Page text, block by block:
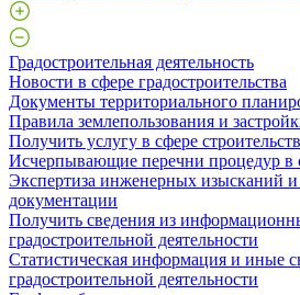
Градостроительная деятельность
Новости в сфере градостроительства
Документы территориального
Правила землепользования и
Получить услугу в сфере
Исчерпывающие перечни процедур в
Экспертиза инженерных изысканий и
документации
Получить сведения из
градостроительной деятельности
Статистическая информация и иные
градостроительной деятельности